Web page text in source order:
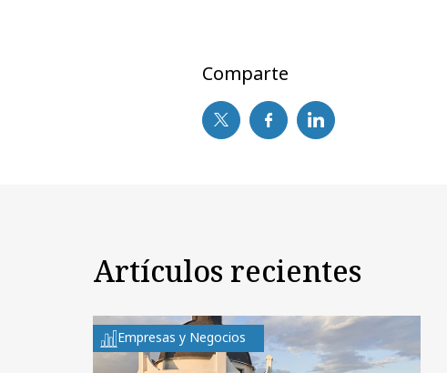
Comparte
Artículos recientes
Empresas y Negocios